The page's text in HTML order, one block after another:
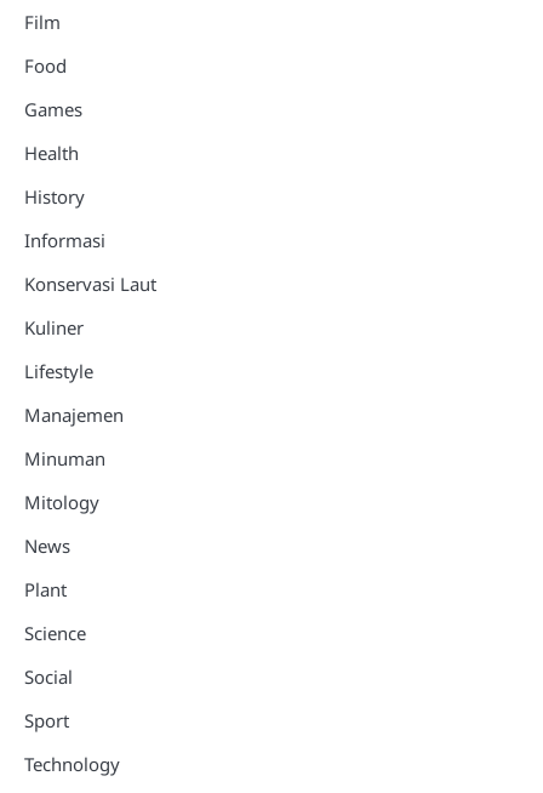
Film
Food
Games
Health
History
Informasi
Konservasi Laut
Kuliner
Lifestyle
Manajemen
Minuman
Mitology
News
Plant
Science
Social
Sport
Technology